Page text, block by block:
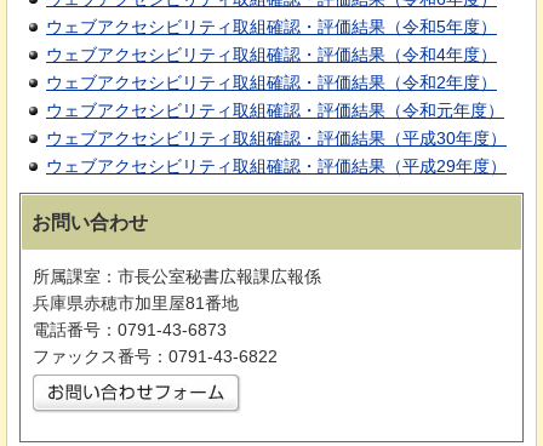
ウェブアクセシビリティ取組確認・評価結果（令和5年度）
ウェブアクセシビリティ取組確認・評価結果（令和4年度）
ウェブアクセシビリティ取組確認・評価結果（令和2年度）
ウェブアクセシビリティ取組確認・評価結果（令和元年度）
ウェブアクセシビリティ取組確認・評価結果（平成30年度）
ウェブアクセシビリティ取組確認・評価結果（平成29年度）
お問い合わせ
所属課室：市長公室秘書広報課広報係
兵庫県赤穂市加里屋81番地
電話番号：0791-43-6873
ファックス番号：0791-43-6822